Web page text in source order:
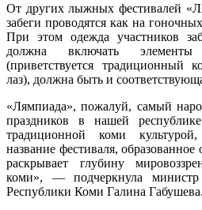
От других лыжных фестивалей
забеги проводятся как на
При этом одежда участников
должна включать элементы
(приветствуется
лаз), должна быть и
«Лямпиада», пожалуй, самый
праздников в нашей
традиционной коми
название фестиваля, образованное
раскрывает глубину
коми», — подчеркнула министр
Республики Коми Галина Габушева.